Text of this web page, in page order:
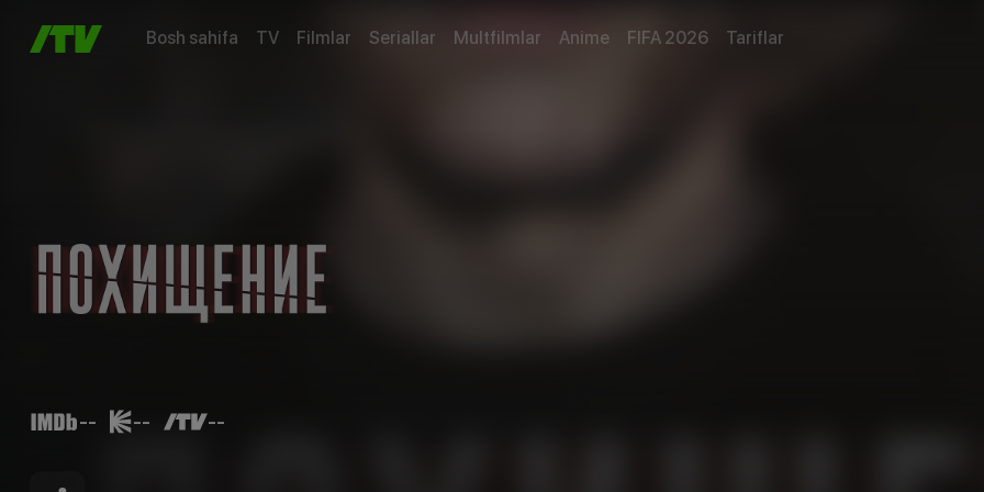
Bosh sahifa TV Filmlar Seriallar Multfilmlar Anime FIFA 2026 Tariflar
-- -- --